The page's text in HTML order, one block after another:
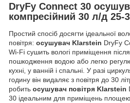
DryFy Connect 30
компресійний 30 л/д 25-
Простий спосіб досягти ідеальної
повітря: осушувач Klarstein DryFy
Wi-Fi сушить вологі приміщення
пошкодження водою або легко
кухні, у ванній і спальні. У разі
годину він видаляє з повітря до 30
робить осушувач повітря Klarstein
30 ідеальним для приміщень